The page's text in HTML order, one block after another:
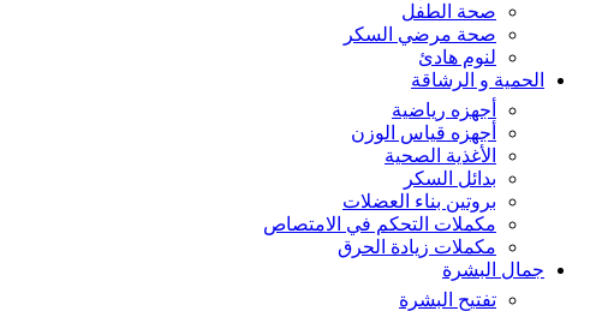
صحة الطفل
صحة مرضي السكر
لنوم هادئ
الحمية و الرشاقة
أجهزه رياضية
أجهزه قياس الوزن
الأغذية الصحية
بدائل السكر
بروتين بناء العضلات
مكملات التحكم في الامتصاص
مكملات زيادة الحرق
جمال البشرة
تفتيح البشرة